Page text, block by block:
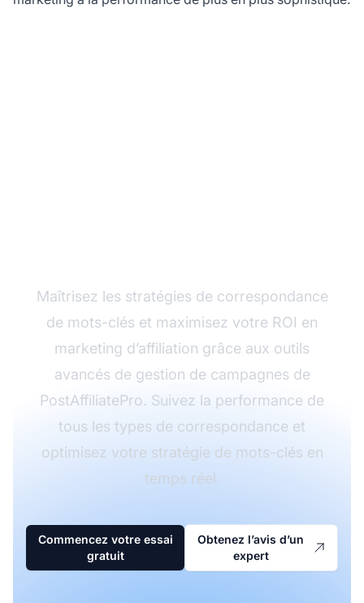
Maîtrisez les stratégies de correspondance
de mots-clés et maximisez votre ROI en
marketing d’affiliation grâce aux outils
avancés de gestion de campagnes de
PostAffiliatePro. Suivez la performance de
tous les types de correspondance et
optimisez votre stratégie de mots-clés en
temps réel.
Commencez votre essai
gratuit
Obtenez l’avis d’un
expert